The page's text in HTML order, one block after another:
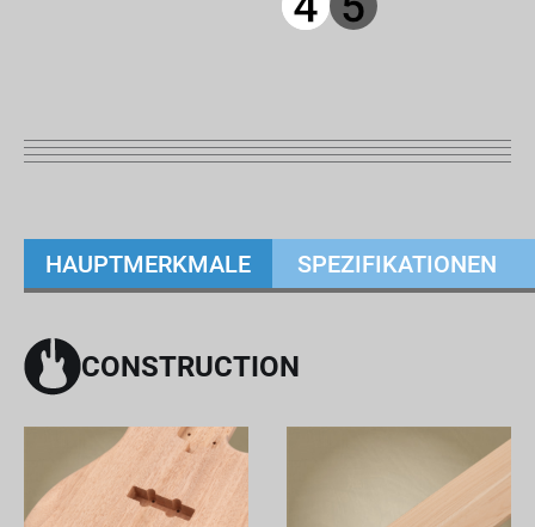
HAUPTMERKMALE SPEZIFIKATIONEN
CONSTRUCTION